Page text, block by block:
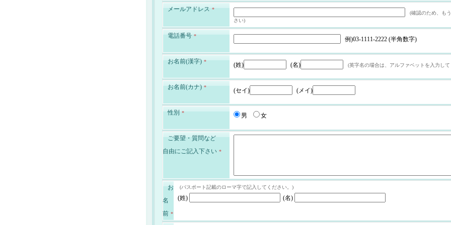
メールアドレス *
(確認のため、も
さい)
電話番号 * 例)03-1111-2222 (半角数字)
お名前(漢字) * (姓) (名) (英字名の場合は、アルファベットを入力し
お名前(カナ) * (セイ) (メイ)
性別 * 男 女
ご要望・質問など
自由にご記入下さい *
お
名
前 *
(パスポート記載のローマ字で記入してください。)
(姓) (名)